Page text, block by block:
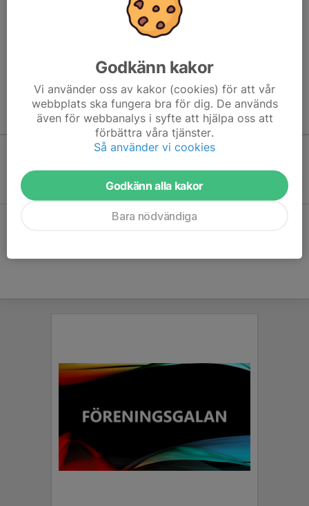
Här hamnar automatiskt de senaste nyheterna på hemsidan. För
att kunna börja administrera hemsidan loggar du in högst upp till
Kommande aktiviteter
Inga aktiviteter inbokade
Godkänn kakor
Vi använder oss av kakor (cookies) för att vår
webbplats ska fungera bra för dig. De används
även för webbanalys i syfte att hjälpa oss att
förbättra våra tjänster.
Så använder vi cookies
Godkänn alla kakor
Bara nödvändiga